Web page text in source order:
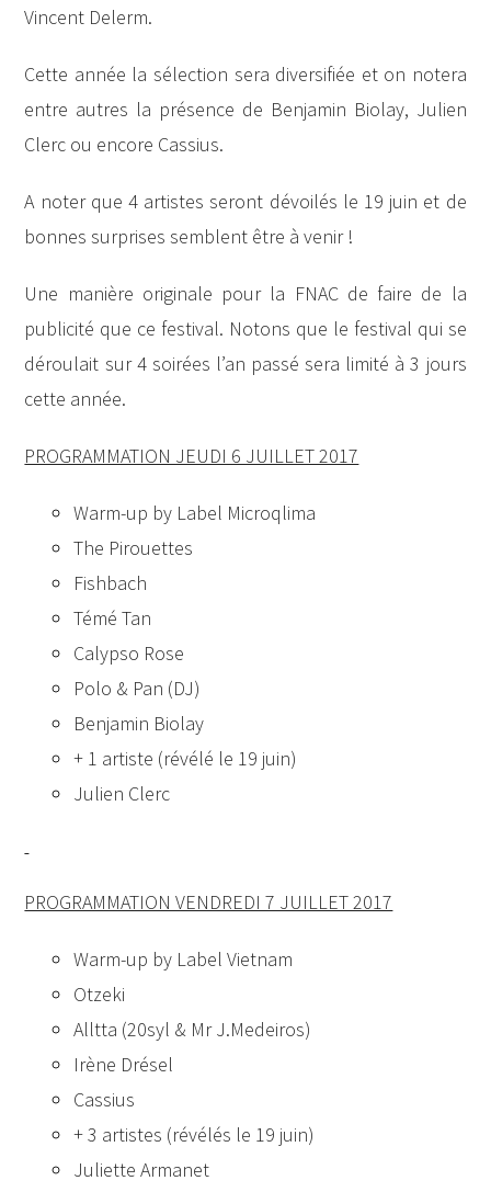
Vincent Delerm.
Cette année la sélection sera diversifiée et on notera
entre autres la présence de Benjamin Biolay, Julien
Clerc ou encore Cassius.
A noter que 4 artistes seront dévoilés le 19 juin et de
bonnes surprises semblent être à venir !
Une manière originale pour la FNAC de faire de la
publicité que ce festival. Notons que le festival qui se
déroulait sur 4 soirées l’an passé sera limité à 3 jours
cette année.
PROGRAMMATION JEUDI 6 JUILLET 2017
Warm-up by Label Microqlima
The Pirouettes
Fishbach
Témé Tan
Calypso Rose
Polo & Pan (DJ)
Benjamin Biolay
+ 1 artiste (révélé le 19 juin)
Julien Clerc
PROGRAMMATION VENDREDI 7 JUILLET 2017
Warm-up by Label Vietnam
Otzeki
Alltta (20syl & Mr J.Medeiros)
Irène Drésel
Cassius
+ 3 artistes (révélés le 19 juin)
Juliette Armanet